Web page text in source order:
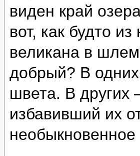
виден край
вот, как будто
великана в
добрый? В
швета. В
избавивший их